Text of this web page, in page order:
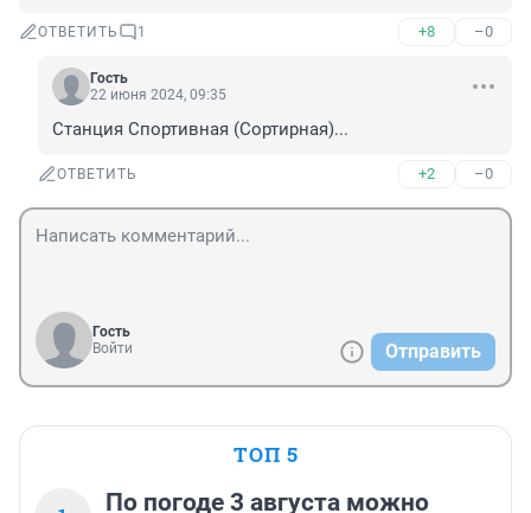
ОТВЕТИТЬ 1 +8 –0
Гость
22 июня 2024, 09:35
Станция Спортивная (Сортирная)...
ОТВЕТИТЬ +2 –0
Гость
Войти
Отправить
ТОП 5
По погоде 3 августа можно